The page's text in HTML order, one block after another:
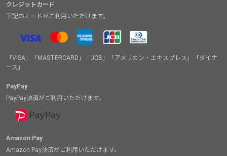
クレジットカード
下記のカードがご利用いただけます。
「VISA」「MASTERCARD」「JCB」「アメリカン・エキスプレス」「ダイナ
ース」
PayPay
PayPay決済がご利用いただけます。
Amazon Pay
Amazon Pay決済がご利用いただけます。